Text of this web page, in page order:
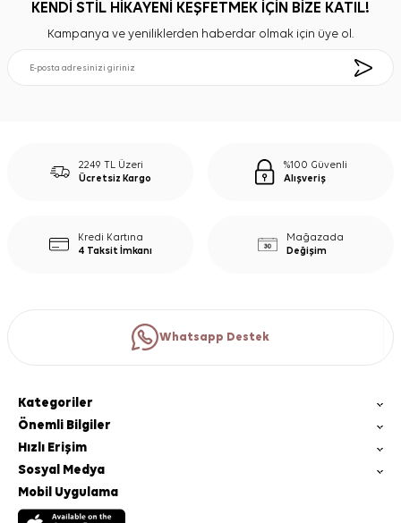
KENDİ STİL HİKAYENİ KEŞFETMEK İÇİN BİZE KATIL!
Kampanya ve yeniliklerden haberdar olmak için üye ol.
2249 TL Üzeri
Ücretsiz Kargo
%100 Güvenli
Alışveriş
Kredi Kartına
4 Taksit İmkanı
Mağazada
Değişim
Whatsapp Destek
Kategoriler
Önemli Bilgiler
Hızlı Erişim
Sosyal Medya
Mobil Uygulama